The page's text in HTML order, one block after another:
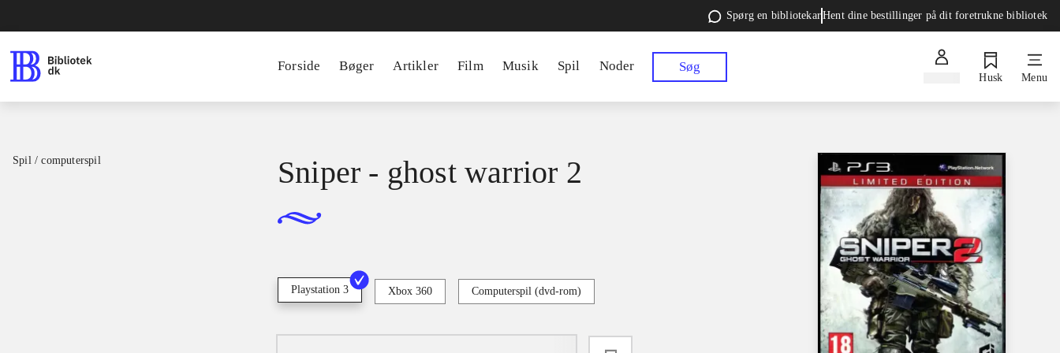
Spørg en bibliotekarHent dine bestillinger på dit foretrukne bibliotek
Forside Bøger Artikler Film Musik Spil Noder Søg
Husk Menu
Spil / computerspil Sniper - ghost warrior 2
Playstation 3 Xbox 360 Computerspil (dvd-rom)